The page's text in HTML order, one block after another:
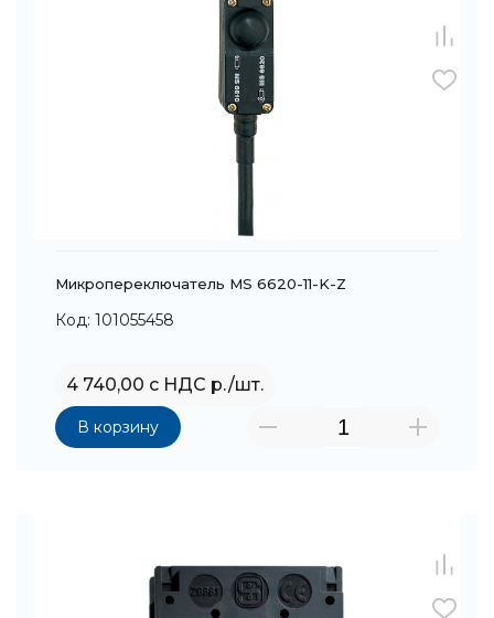
Микропереключатель MS 6620-11-K-Z
Код: 101055458
4 740,00 с НДС р./шт.
В корзину